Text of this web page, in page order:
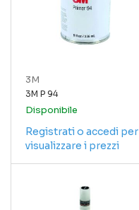
3M
3M P 94
Disponibile
Registrati o accedi per
visualizzare i prezzi